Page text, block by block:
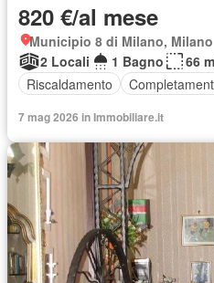
820 €/al mese
Municipio 8 di Milano, Milano
2 Locali
1 Bagno
66
Riscaldamento
7 mag 2026 in Immobiliare.it